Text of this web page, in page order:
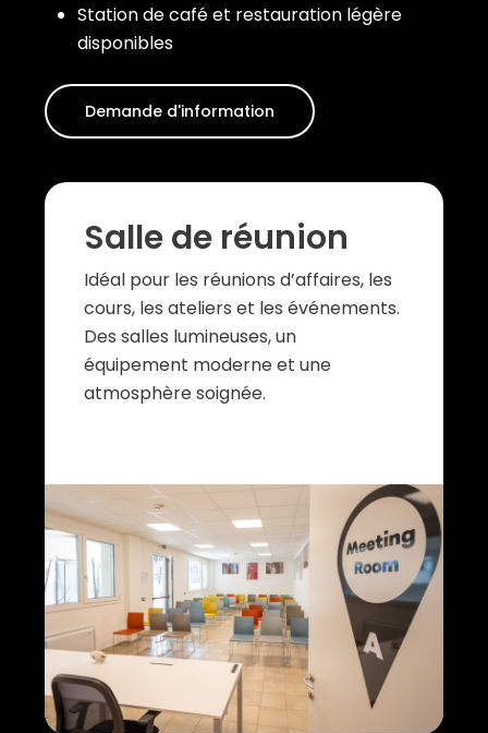
Station de café et restauration légère
disponibles
Demande d'information
Salle de réunion
Idéal pour les réunions d’affaires, les
cours, les ateliers et les événements.
Des salles lumineuses, un
équipement moderne et une
atmosphère soignée.